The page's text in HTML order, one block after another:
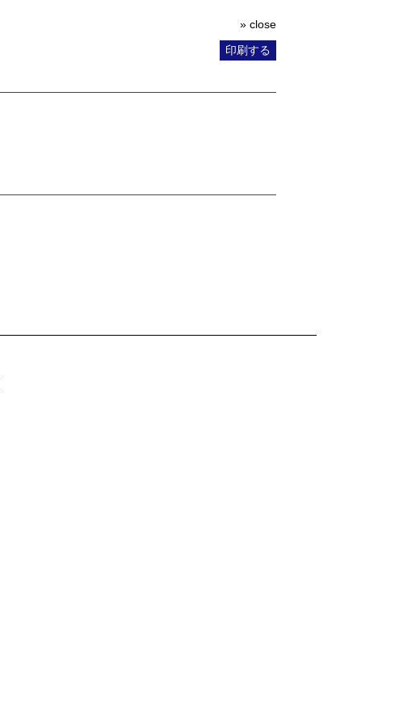
» close
印刷する